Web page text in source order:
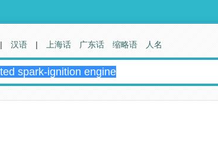
| 汉语 | 上海话 广东话 缩略语 人名